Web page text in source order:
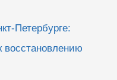
Петербурге:
восстановлению